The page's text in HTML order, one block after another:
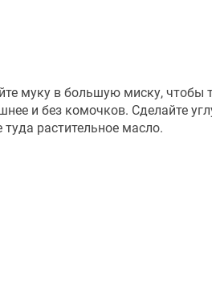
муку в большую миску, чтобы
и без комочков. Сделайте
туда растительное масло.